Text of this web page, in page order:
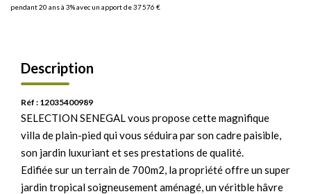
pendant 20 ans à 3% avec un apport de 37 576 €
Description
Réf : 12035400989
SELECTION SENEGAL vous propose cette magnifique
villa de plain-pied qui vous séduira par son cadre paisible,
son jardin luxuriant et ses prestations de qualité.
Edifiée sur un terrain de 700m2, la propriété offre un super
jardin tropical soigneusement aménagé, un véritble hâvre